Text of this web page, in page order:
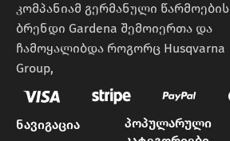
კომპანიამ გერმანული წარმოების
ბრენდი Gardena შემოიერთა და
ჩამოყალიბდა როგორც Husqvarna
Group,
ნავიგაცია
პოპულარული